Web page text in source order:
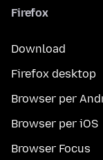
Firefox
Download
Firefox desktop
Browser per
Browser per iOS
Browser Focus